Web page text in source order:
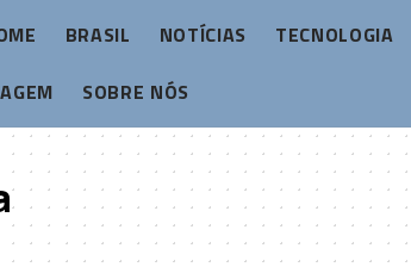
BRASIL NOTÍCIAS
TECNOLOGIA
SOBRE NÓS